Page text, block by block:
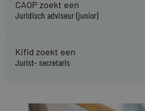
CAOP zoekt een
Juridisch adviseur (junior)
Kifid zoekt een
Jurist- secretaris